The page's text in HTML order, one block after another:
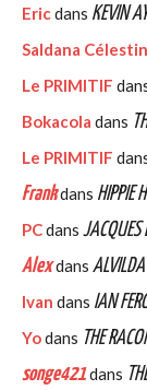
Ericdans KEVIN
Saldana Célestin
Le PRIMITIF
Bokacola dans
Le PRIMITIF
Frankdans
PCdans
Alexdans
Ivan dans IAN
Yodans THE
songe421dans